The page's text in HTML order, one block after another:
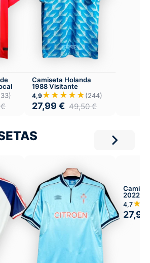
€
Camiseta Holanda
1988 Visitante
4,9 ★★★★★(244)
27,99 € 49,50€
2022-
4,7
27,99